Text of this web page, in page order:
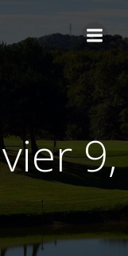
9,